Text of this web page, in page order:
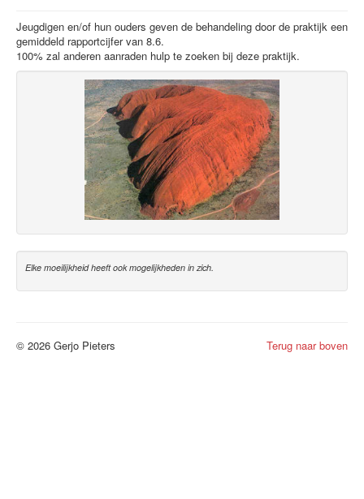
Jeugdigen en/of hun ouders geven de behandeling door de praktijk een
gemiddeld rapportcijfer van 8.6.
100% zal anderen aanraden hulp te zoeken bij deze praktijk.
Elke moeilijkheid heeft ook mogelijkheden in zich.
Terug naar boven
© 2026 Gerjo Pieters